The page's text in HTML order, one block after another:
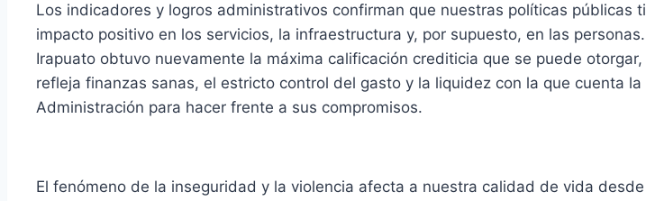
Los indicadores y logros administrativos confirman que nuestras políticas públicas
impacto positivo en los servicios, la infraestructura y, por supuesto, en las
Irapuato obtuvo nuevamente la máxima calificación crediticia que se puede otorgar,
refleja finanzas sanas, el estricto control del gasto y la liquidez con la que cuenta la
Administración para hacer frente a sus compromisos.
El fenómeno de la inseguridad y la violencia afecta a nuestra calidad de vida